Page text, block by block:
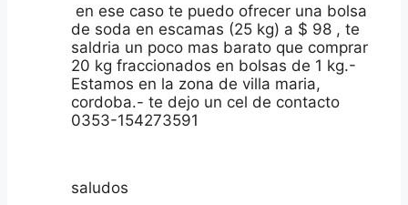
en ese caso te puedo ofrecer una bolsa
de soda en escamas (25 kg) a $ 98 , te
saldria un poco mas barato que comprar
20 kg fraccionados en bolsas de 1 kg.-
Estamos en la zona de villa maria,
cordoba.- te dejo un cel de contacto
0353-154273591
saludos